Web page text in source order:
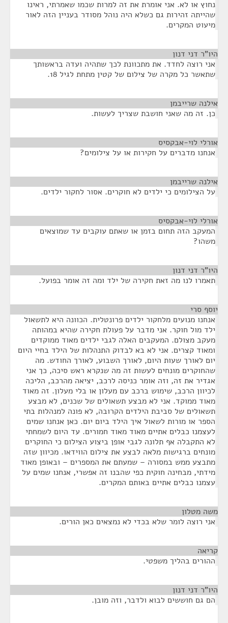
נחוץ או לא. אני אומרת את זה למרות שכמו שאמרתי, ראינו
שהייתה זהירות גם כשלא היה נוהל מסודר בעניין הזה לאור
מיעוט המקרים.
היו"ר דני דנון
אני רוצה לחדד. את מתכוונת לכך שתהיה ועדה בראשותך
שתאשר כל מקרה של צילום של קטין מתחת לגיל 18.
אילנה שרייבמן
כן. זה מה שאני חושבת שצריך לעשות.
אורלי לוי-אבקסיס
אנחנו מדברים על חקירות או על צילומים?
אילנה שרייבמן
על הצילומים כי ילדים לא חוקרים. אסור לחקור ילדים.
אורלי לוי-אבקסיס
המעקב הזה תחום בזמן או שאתם עוקבים עד שמוצאים
משהו?
היו"ר דני דנון
תאמרו לנו מה זאת חקירה של ילד ומה זה אומר בפועל.
יוסף סרי
אנחנו מנועים מלחקור ילדים פרונטלית. הכוונה היא לתשאול
ילד מול חוקר. אני מדבר על פעולת חקירה שהיא במהותה
מעקב מצולם. המעקבים האלה לגבי ילדים מאוד ממוקדים
ומאוד קצרים. אני לא בא לבדוק התנהלות של הילד בחיי היום
יום לאורך שעות היום, לאורך השבוע, לאורך החודש. מה
שהחוקרים מונחים לעשות זה מה שנקרא ראש סיכה, כך אני
אגדיר את זה, וזה אומר כניסה לרכב, יציאה מהרכב, הליכה
לכיוון הרכב, שימוש ברכב עם מעלון או בלי מעלון. זה מאוד
מאוד ממוקד. אני לא מבצע תשאולים של שכנים, לא מבצע
תשאולים של סביבת הילדים הקרובה, לא פונה למנהלות בתי
הספר או מורות לשאול איך הילד ביום יום. כאן אנחנו שמים
לעצמנו כבלים אתיים מאוד מאוד חמורים. עד היום לשמחתי
לא התקבלה אף תלונה לגבי אופן ביצוע הצילום כי החוקרים
מונחים ברגישות מלאה לבצע את צילום הווידאו. מכיוון שזה
מתבצע ממש במסורה – שמעתם את המספרים – ובאופן מאוד
מידתי, מבחינה חוקית כפי שהבנו זה אפשרי, אנחנו שמים על
עצמנו כבלים אתיים באותם המקרים.
משה מטלון
אני רוצה לומר שלא בכדי לא נמצאים כאן הורים.
קריאה
ההורים בהליך משפטי.
היו"ר דני דנון
הם גם חוששים לבוא ולדבר, וזה מובן.